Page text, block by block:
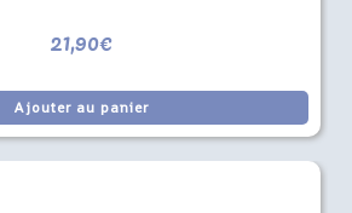
21,90€
Ajouter au panier